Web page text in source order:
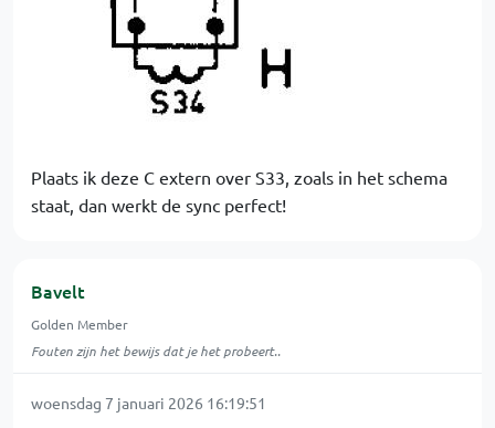
Plaats ik deze C extern over S33, zoals in het schema
staat, dan werkt de sync perfect!
Bavelt
Golden Member
Fouten zijn het bewijs dat je het probeert..
woensdag 7 januari 2026 16:19:51